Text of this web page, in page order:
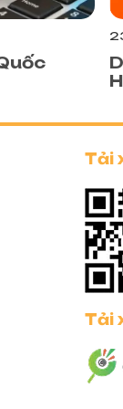
và thời
và địa
gom
chuyển,
nhà
tờ. Các
hợp
Tải
Tải